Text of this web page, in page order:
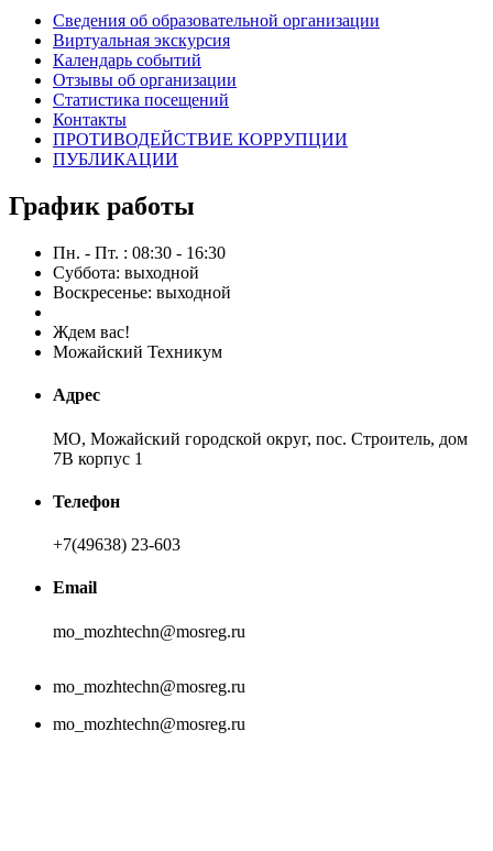
Сведения об образовательной организации
Виртуальная экскурсия
Календарь событий
Отзывы об организации
Статистика посещений
Контакты
ПРОТИВОДЕЙСТВИЕ КОРРУПЦИИ
ПУБЛИКАЦИИ
График работы
Пн. - Пт. : 08:30 - 16:30
Суббота: выходной
Воскресенье: выходной
Ждем вас!
Можайский Техникум
Адрес
МО, Можайский городской округ, пос. Строитель, дом
7В корпус 1
Телефон
+7(49638) 23-603
Email
mo_mozhtechn@mosreg.ru
mo_mozhtechn@mosreg.ru
mo_mozhtechn@mosreg.ru